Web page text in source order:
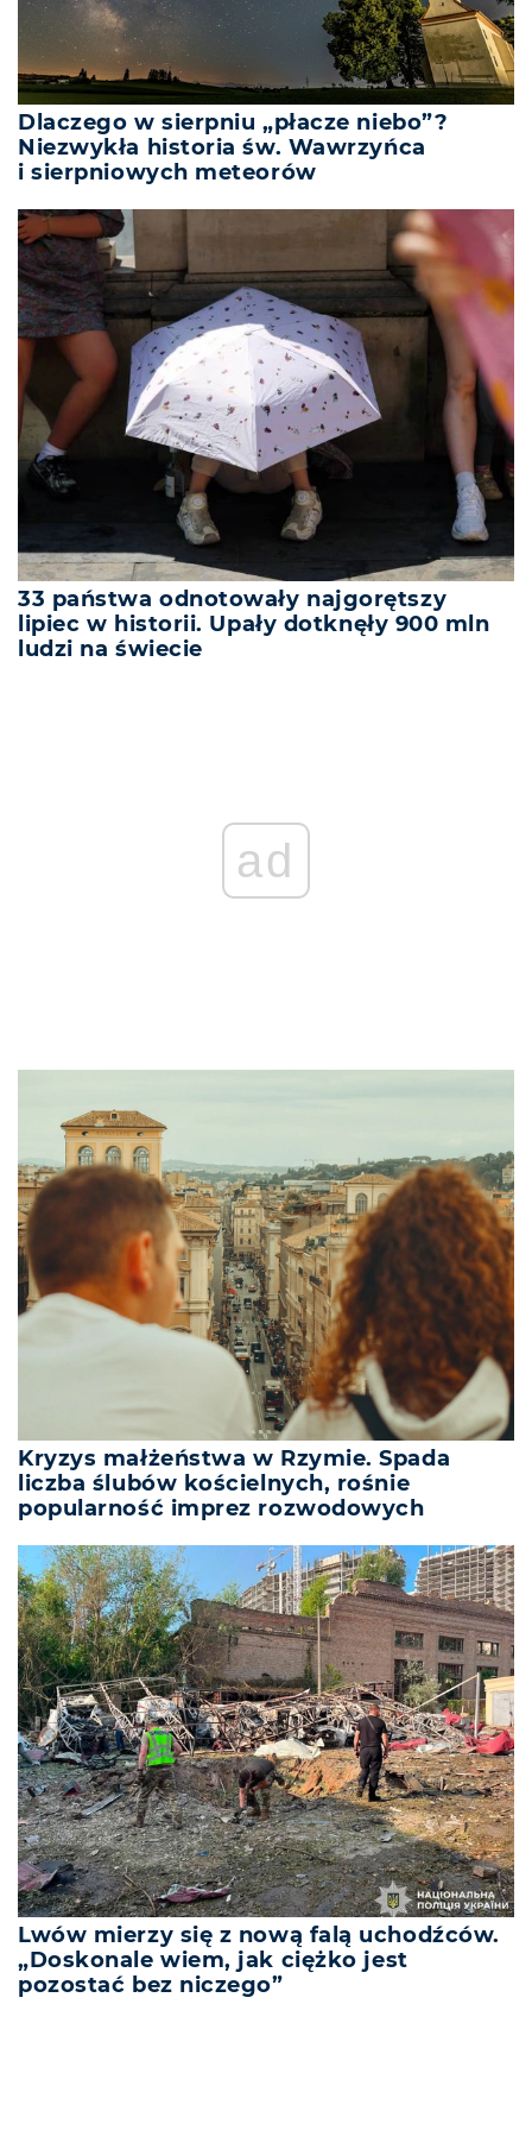
Dlaczego w sierpniu „płacze niebo”?
Niezwykła historia św. Wawrzyńca
i sierpniowych meteorów
33 państwa odnotowały najgorętszy
lipiec w historii. Upały dotknęły 900 mln
ludzi na świecie
ad
Kryzys małżeństwa w Rzymie. Spada
liczba ślubów kościelnych, rośnie
popularność imprez rozwodowych
Lwów mierzy się z nową falą uchodźców.
„Doskonale wiem, jak ciężko jest
pozostać bez niczego”